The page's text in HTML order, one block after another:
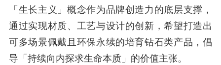
「生长主义」概念作为品牌创造力的底层支撑，
通过实现材质、工艺与设计的创新，希望打造出
可多场景佩戴且环保永续的培育钻石类产品，倡
导「持续向内探求生命本质」的价值主张。